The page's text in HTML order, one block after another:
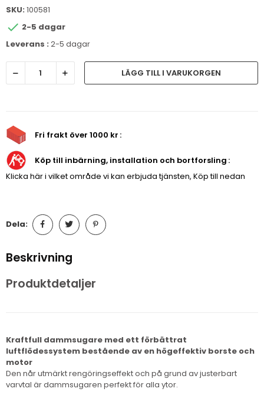
SKU: 100581
 2-5 dagar
Leverans : 2-5 dagar
LÄGG TILL I VARUKORGEN
Fri frakt över 1000 kr
Köp till inbärning, installation och bortforsling
Klicka här i vilket område vi kan erbjuda tjänsten, Köp till nedan
Dela:
Beskrivning
Produktdetaljer
Kraftfull dammsugare med ett förbättrat
luftflödessystem bestående av en högeffektiv borste och
motor
Den når utmärkt rengöringseffekt och på grund av justerbart
varvtal är dammsugaren perfekt för alla ytor.